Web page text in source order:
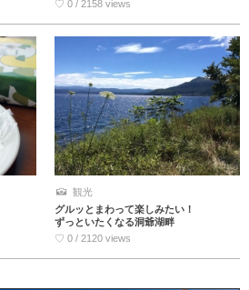
♡ 0 / 2158 views
観光
グルッとまわって楽しみたい！
ずっといたくなる洞爺湖畔
♡ 0 / 2120 views